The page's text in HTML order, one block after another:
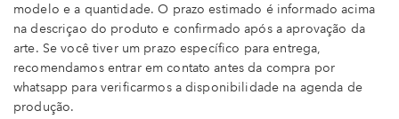
modelo e a quantidade. O prazo estimado é informado acima
na descriçao do produto e confirmado após a aprovação da
arte. Se você tiver um prazo específico para entrega,
recomendamos entrar em contato antes da compra por
whatsapp para verificarmos a disponibilidade na agenda de
produção.